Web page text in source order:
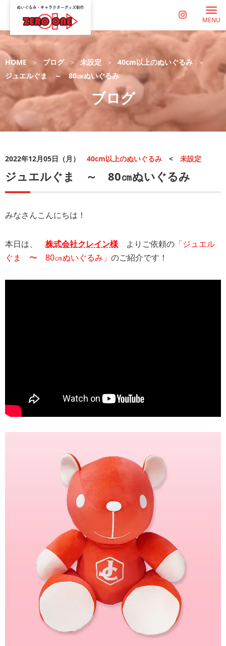
MENU
HOME ブログ 未設定
40cm以上のぬいぐるみ
ジュエルぐま ～ 80㎝ぬいぐるみ
ブログ
2022年12月05日（月） 40cm以上のぬいぐるみ < 未設定
ジュエルぐま ～ 80㎝ぬいぐるみ
みなさんこんにちは！
本日は、 株式会社クレイン様よりご依頼の 「ジュエル
ぐま 〜 80㎝ぬいぐるみ」 のご紹介です！